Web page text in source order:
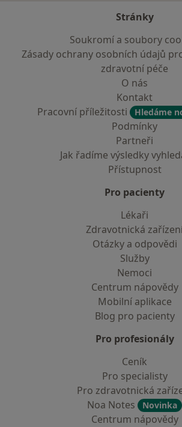
Stránky
Soukromí a soubory
Zásady ochrany osobních údajů
zdravotní péče
O nás
Kontakt
Pracovní příležitosti
Hledáme
Podmínky
Partneři
Jak řadíme výsledky
Přístupnost
Pro pacienty
Lékaři
Zdravotnická
Otázky a odpovědi
Služby
Nemoci
Centrum nápovědy
Mobilní aplikace
Blog pro pacienty
Pro profesionály
Ceník
Pro specialisty
Pro zdravotnická
Noa Notes
Novinka
Centrum nápovědy